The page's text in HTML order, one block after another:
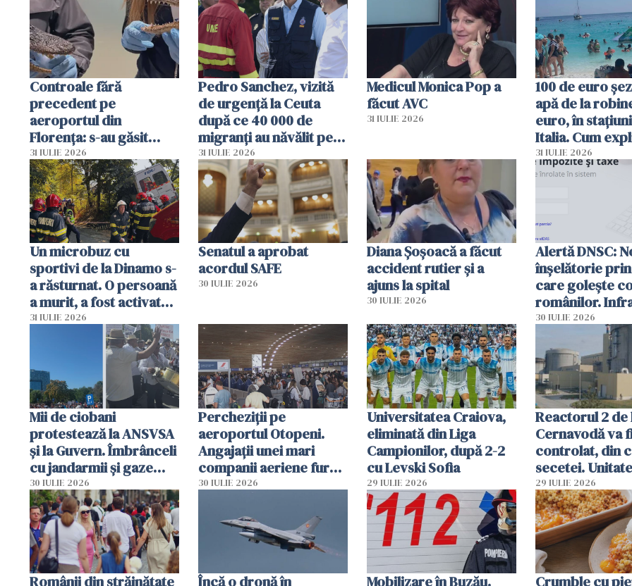
Controale fără
precedent pe
aeroportul din
Florența: s-au găsit
capete de aligator și o
sumă imensă de bani
31 IULIE 2026
Pedro Sanchez, vizită
de urgență la Ceuta
după ce 40 000 de
migranți au năvălit pe
teritoriul spaniol: „Vom
mobiliza toate
resursele"
31 IULIE 2026
Medicul Monica Pop a
făcut AVC
31 IULIE 2026
100 de euro
apă de la
euro, în
Italia. Cum
autoritățile
31 IULIE 2026
Un microbuz cu
sportivi de la Dinamo s-
a răsturnat. O persoană
a murit, a fost activat
planul roșu de
31 IULIE 2026
Senatul a aprobat
acordul SAFE
30 IULIE 2026
Diana Șoșoacă a făcut
accident rutier și a
ajuns la spital
30 IULIE 2026
Alertă DNSC:
înșelătorie prin
care golește
românilor.
folosesc
Ghișeul.ro și
Române
30 IULIE 2026
Mii de ciobani
protestează la ANSVSA
și la Guvern. Îmbrânceli
cu jandarmii și gaze
lacrimogene
30 IULIE 2026
Percheziții pe
aeroportul Otopeni.
Angajații unei mari
companii aeriene furau
parfumuri, ceasuri și
vânzării
30 IULIE 2026
Universitatea Craiova,
eliminată din Liga
Campionilor, după 2-2
cu Levski Sofia
29 IULIE 2026
Reactorul 2 de
Cernavodă va
controlat, din
secetei.
deja oprită
29 IULIE 2026
Românii din străinătate Încă o dronă în Mobilizare în Buzău. Crumble cu